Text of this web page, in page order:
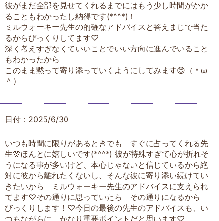
彼がまだ全部を見せてくれるまでにはもう少し時間がかか
ることもわかったし納得です(*^^*)！
ミルウォーキー先生の的確なアドバイスと答えまじで当た
るからびっくりしてます♡
深く考えすぎなくていいことでいい方向に進んでいること
もわかったから
このまま黙って寄り添っていくようにしてみます😊（＾ω
＾）
日付：2025/6/30
いつも時間に限りがあるときでも すぐに占ってくれる先
生🌸ほんとに嬉しいです(*^^*) 彼が特殊すぎて心が折れそ
うになる事が多いけど、本心じゃないと信じているから絶
対に彼から離れたくないし、そんな彼に寄り添い続けてい
きたいから ミルウォーキー先生のアドバイスに支えられ
てます♡その通りに思っていたら その通りになるから
びっくりします！♡今日の最後の先生のアドバイスも、い
つもながらに かなり重要ポイントだと思います♡